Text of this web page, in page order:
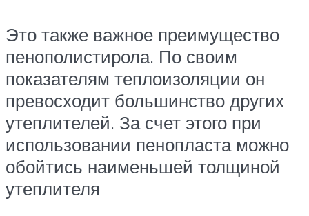
Это также важное преимущество
пенополистирола. По своим
показателям теплоизоляции он
превосходит большинство других
утеплителей. За счет этого при
использовании пенопласта можно
обойтись наименьшей толщиной
утеплителя